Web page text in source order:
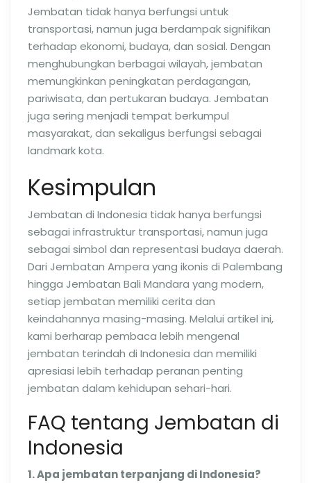
Jembatan tidak hanya berfungsi untuk
transportasi, namun juga berdampak signifikan
terhadap ekonomi, budaya, dan sosial. Dengan
menghubungkan berbagai wilayah, jembatan
memungkinkan peningkatan perdagangan,
pariwisata, dan pertukaran budaya. Jembatan
juga sering menjadi tempat berkumpul
masyarakat, dan sekaligus berfungsi sebagai
landmark kota.
Kesimpulan
Jembatan di Indonesia tidak hanya berfungsi
sebagai infrastruktur transportasi, namun juga
sebagai simbol dan representasi budaya daerah.
Dari Jembatan Ampera yang ikonis di Palembang
hingga Jembatan Bali Mandara yang modern,
setiap jembatan memiliki cerita dan
keindahannya masing-masing. Melalui artikel ini,
kami berharap pembaca lebih mengenal
jembatan terindah di Indonesia dan memiliki
apresiasi lebih terhadap peranan penting
jembatan dalam kehidupan sehari-hari.
FAQ tentang Jembatan di
Indonesia
1. Apa jembatan terpanjang di Indonesia?